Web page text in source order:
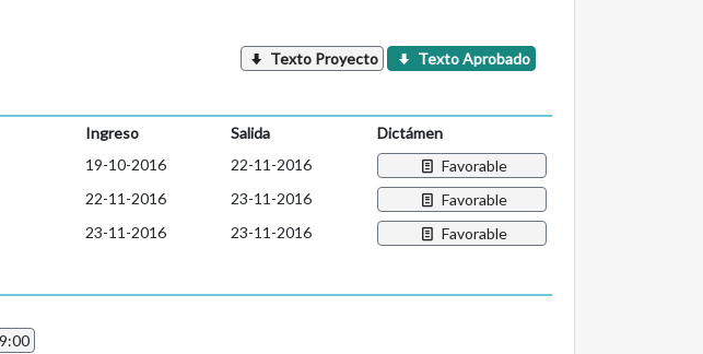
Texto Proyecto Texto Aprobado
Ingreso Salida
Dictámen
19-10-2016 22-11-2016
Favorable
22-11-2016 23-11-2016
Favorable
23-11-2016 23-11-2016 Favorable